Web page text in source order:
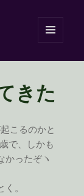
ーとウ
きた
こるのかと
で、しかも
かったぞヽ
。